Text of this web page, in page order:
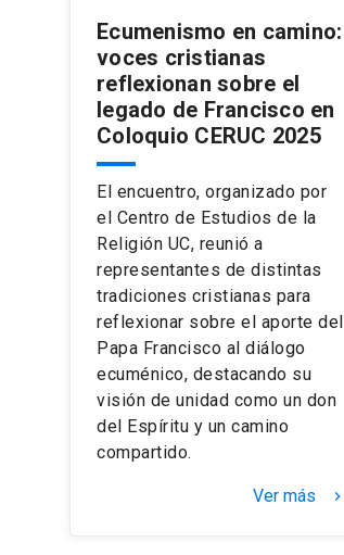
Ecumenismo en camino:
voces cristianas
reflexionan sobre el
legado de Francisco en
Coloquio CERUC 2025
El encuentro, organizado por
el Centro de Estudios de la
Religión UC, reunió a
representantes de distintas
tradiciones cristianas para
reflexionar sobre el aporte del
Papa Francisco al diálogo
ecuménico, destacando su
visión de unidad como un don
del Espíritu y un camino
compartido.
Ver más keyboard_arrow_right